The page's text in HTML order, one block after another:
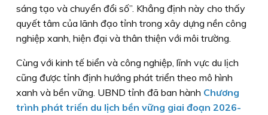
sáng tạo và chuyển đổi số”. Khẳng định này cho thấy
quyết tâm của lãnh đạo tỉnh trong xây dựng nền công
nghiệp xanh, hiện đại và thân thiện với môi trường.
Cùng với kinh tế biển và công nghiệp, lĩnh vực du lịch
cũng được tỉnh định hướng phát triển theo mô hình
xanh và bền vững. UBND tỉnh đã ban hành Chương
trình phát triển du lịch bền vững giai đoạn 2026-